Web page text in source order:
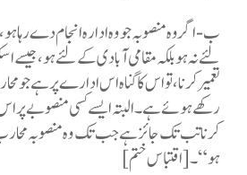
ب - اگر وہ منصوبہ جو وہ ادارہ انجام دے
لئے نہ ہو بلکہ مقامی آبادی کے لئے ہو، جیسے
تعمیر کرنا، تو اس کا گناہ اس ادارے پر ہے
رکھے ہوئے ہے۔ البتہ ایسے کسی منصوبے
کرنا تب تک جائز ہے جب تک وہ منصوبہ
ہو“۔ [اقتباس ختم]